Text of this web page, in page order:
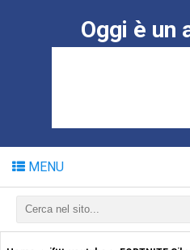
Oggi è un
MENU